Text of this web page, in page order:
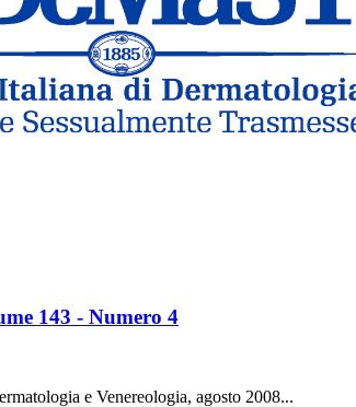
143 - Numero 4
e Venereologia, agosto 2008...